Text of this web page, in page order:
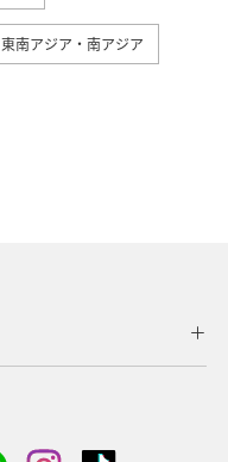
東南アジア・南アジア
スウェーデン